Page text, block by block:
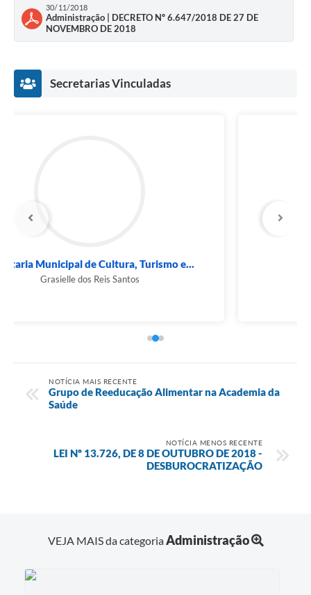
30/11/2018
Administração | DECRETO Nº 6.647/2018 DE 27 DE
NOVEMBRO DE 2018
Secretarias Vinculadas
Gabinete do Prefeito
Hélvio Cristian Maia
NOTÍCIA MAIS RECENTE
Grupo de Reeducação Alimentar na Academia da
Saúde
NOTÍCIA MENOS RECENTE
LEI Nº 13.726, DE 8 DE OUTUBRO DE 2018 -
DESBUROCRATIZAÇÃO
VEJA MAIS da categoriaAdministração